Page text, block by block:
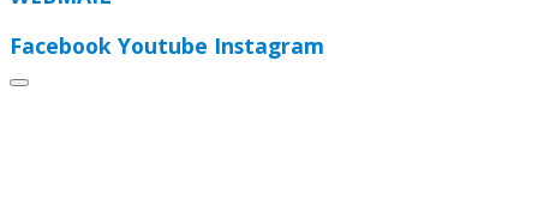
Facebook Youtube Instagram